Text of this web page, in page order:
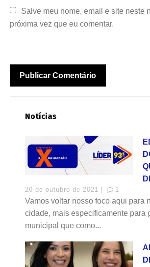
Salve meu nome, email e site neste
próxima vez que eu comentar.
Notícias
20 de outubro de 2021 | 1
Vamos voltar nosso foco aqui para
cidade, mais especificamente para
municipal que como...